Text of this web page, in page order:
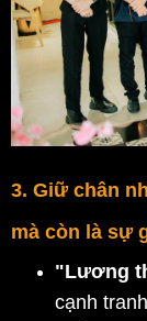
3. Giữ chân
mà còn là sự
"Lương
cạnh